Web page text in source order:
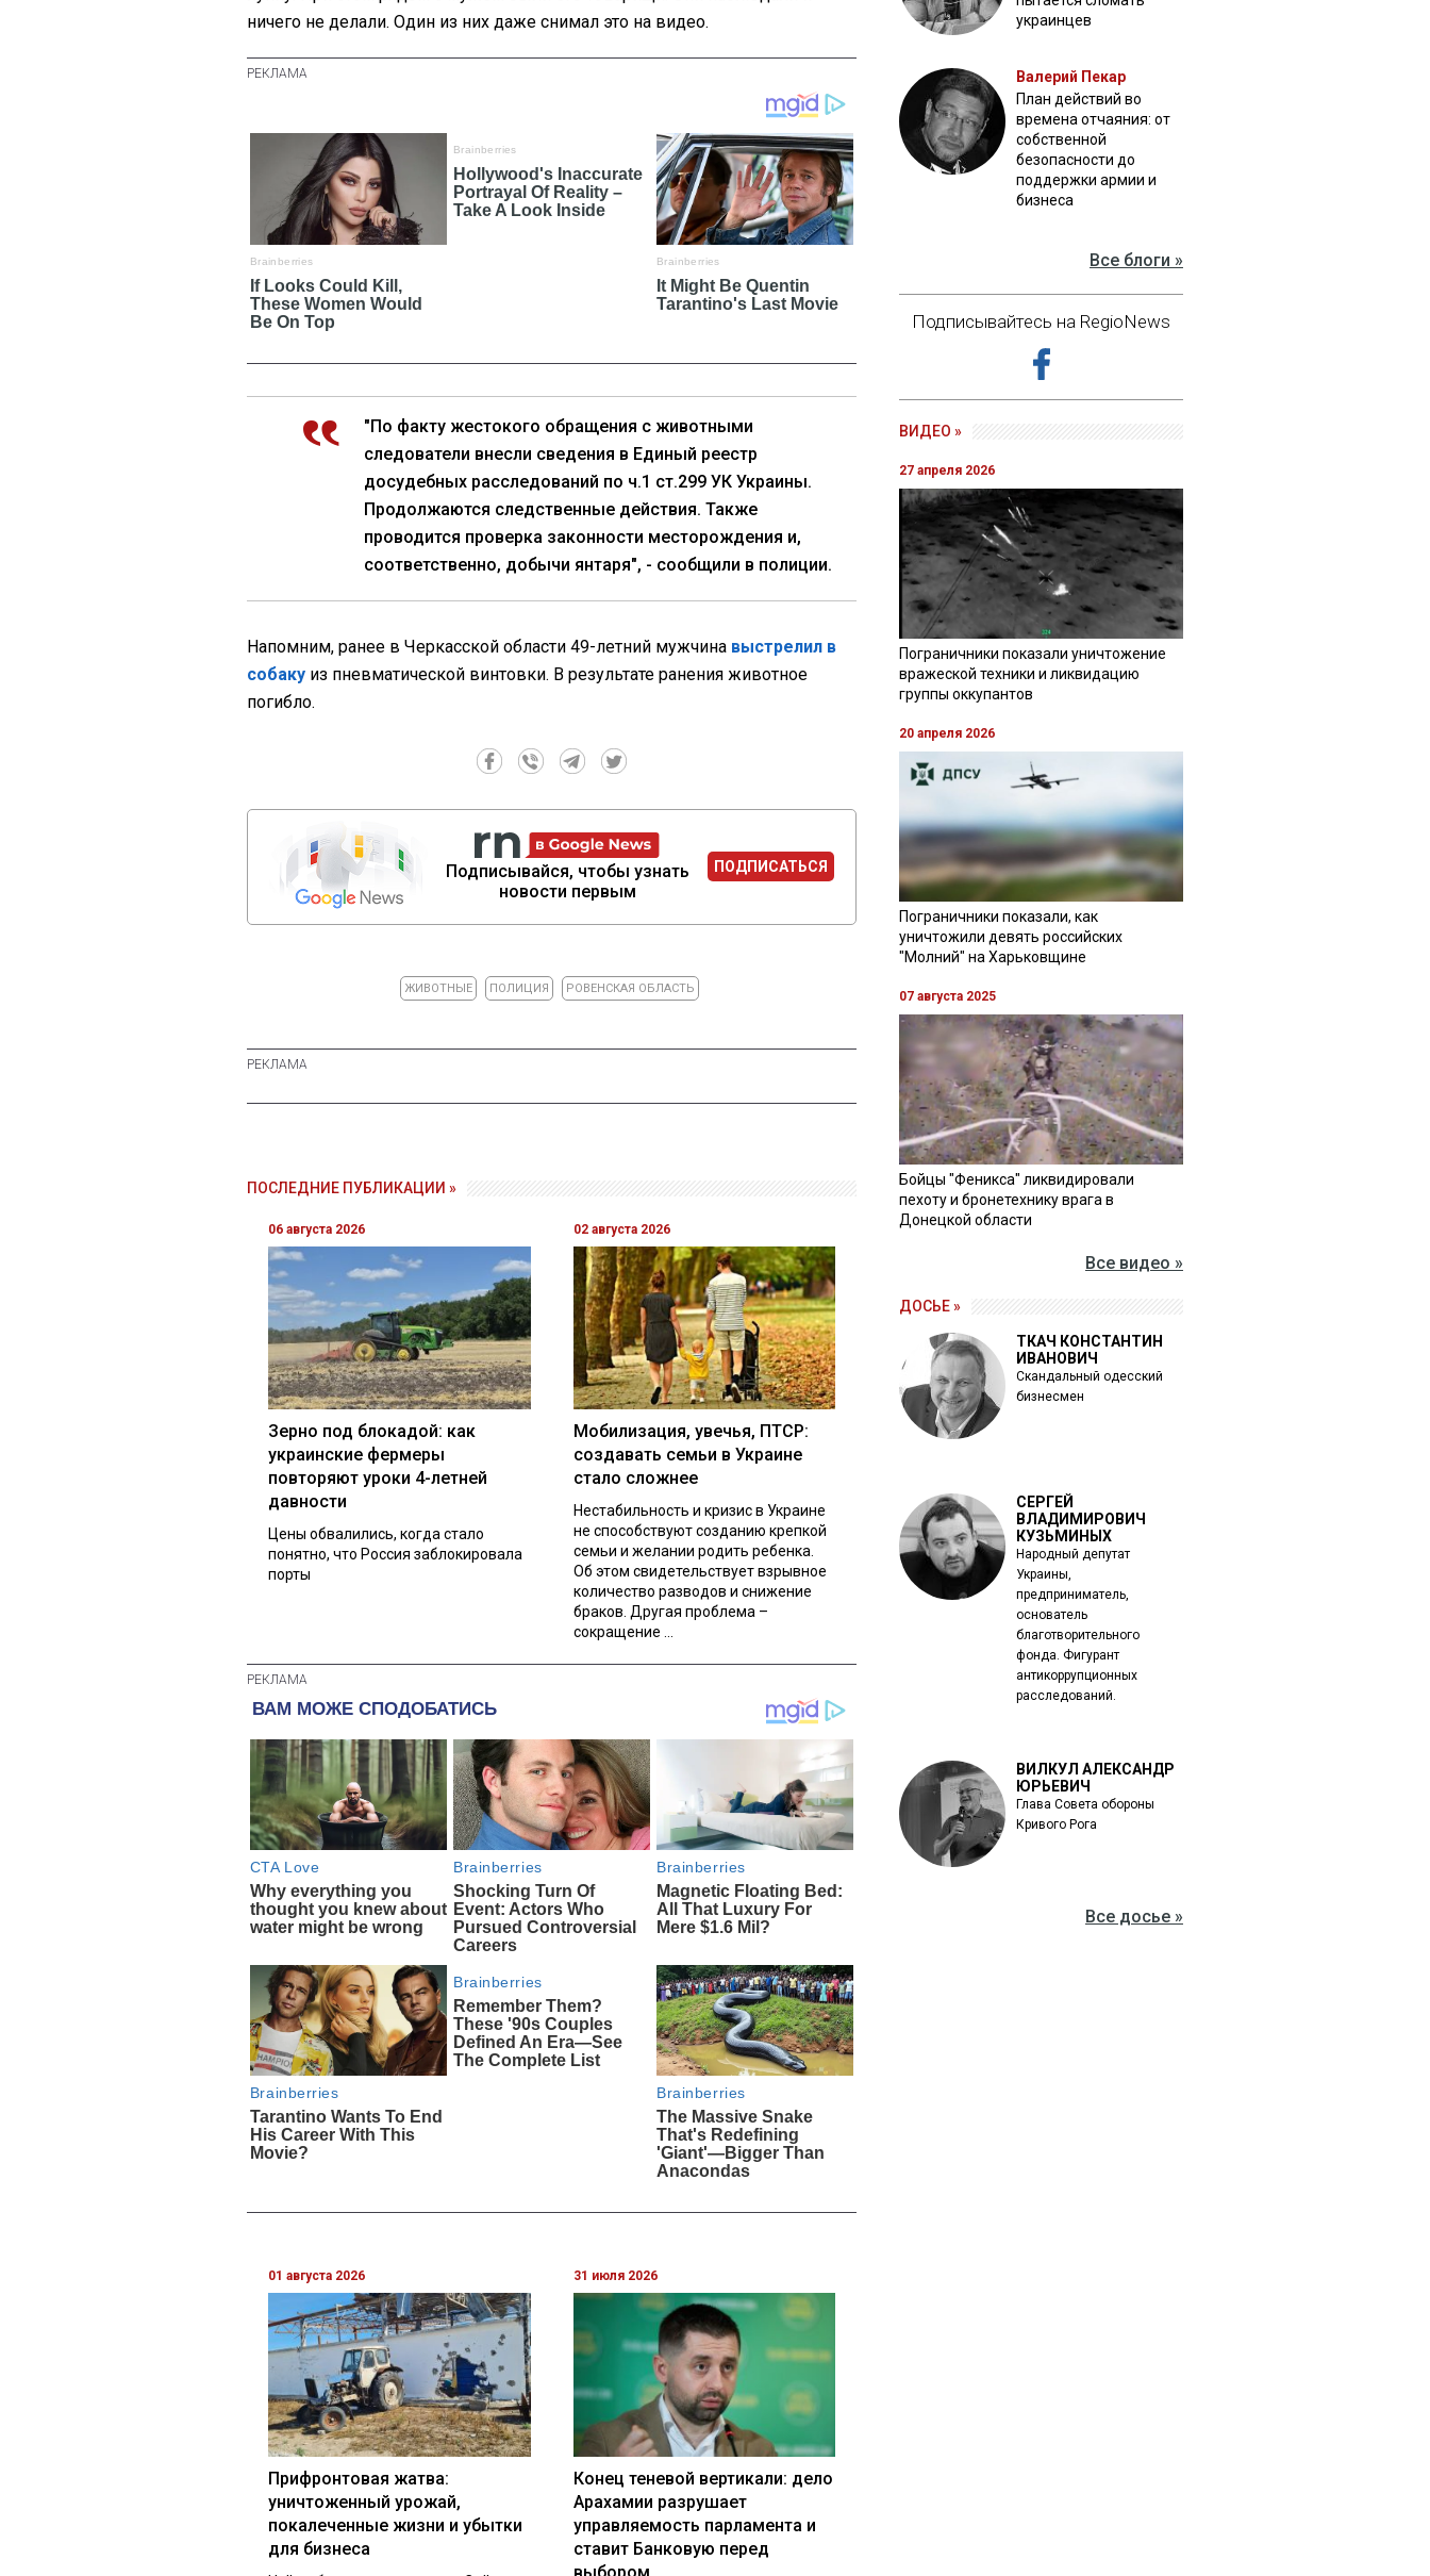
ничего не делали. Один из них даже снимал это на видео.
"По факту жестокого обращения с животными
следователи внесли сведения в Единый реестр
досудебных расследований по ч.1 ст.299 УК Украины.
Продолжаются следственные действия. Также
проводится проверка законности месторождения и,
соответственно, добычи янтаря", - сообщили в полиции.
Напомним, ранее в Черкасской области 49-летний мужчина выстрелил в
собаку из пневматической винтовки. В результате ранения животное
погибло.
Подписывайся, чтобы узнать
новости первым
ПОДПИСАТЬСЯ
ЖИВОТНЫЕ ПОЛИЦИЯ РОВЕНСКАЯ ОБЛАСТЬ
ПОСЛЕДНИЕ ПУБЛИКАЦИИ »
06 августа 2026
Зерно под блокадой: как
украинские фермеры
повторяют уроки 4-летней
давности
Цены обвалились, когда стало
понятно, что Россия заблокировала
порты
02 августа 2026
Мобилизация, увечья, ПТСР:
создавать семьи в Украине
стало сложнее
Нестабильность и кризис в Украине
не способствуют созданию крепкой
семьи и желании родить ребенка.
Об этом свидетельствует взрывное
количество разводов и снижение
браков. Другая проблема –
сокращение ...
01 августа 2026
Прифронтовая жатва:
уничтоженный урожай,
покалеченные жизни и убытки
для бизнеса
31 июля 2026
Конец теневой вертикали: дело
Арахамии разрушает
управляемость парламента и
ставит Банковую перед
выбором
украинцев
Валерий Пекар
План действий во
времена отчаяния: от
собственной
безопасности до
поддержки армии и
бизнеса
Все блоги »
Подписывайтесь на RegioNews
ВИДЕО »
27 апреля 2026
Пограничники показали уничтожение
вражеской техники и ликвидацию
группы оккупантов
20 апреля 2026
Пограничники показали, как
уничтожили девять российских
"Молний" на Харьковщине
07 августа 2025
Бойцы "Феникса" ликвидировали
пехоту и бронетехнику врага в
Донецкой области
Все видео »
ДОСЬЕ »
ТКАЧ КОНСТАНТИН
ИВАНОВИЧ
Скандальный одесский
бизнесмен
СЕРГЕЙ
ВЛАДИМИРОВИЧ
КУЗЬМИНЫХ
Народный депутат
Украины,
предприниматель,
основатель
благотворительного
фонда. Фигурант
антикоррупционных
расследований.
ВИЛКУЛ АЛЕКСАНДР
ЮРЬЕВИЧ
Глава Совета обороны
Кривого Рога
Все досье »